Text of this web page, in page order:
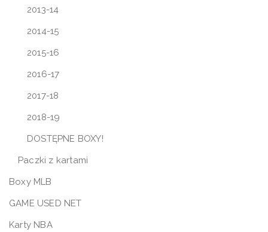
2013-14
2014-15
2015-16
2016-17
2017-18
2018-19
DOSTĘPNE BOXY!
Paczki z kartami
Boxy MLB
GAME USED NET
Karty NBA